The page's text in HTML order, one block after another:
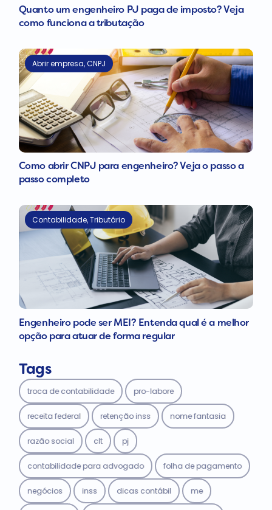
Quanto um engenheiro PJ paga de imposto? Veja
como funciona a tributação
Abrir empresa,CNPJ
Como abrir CNPJ para engenheiro? Veja o passo a
passo completo
Contabilidade,Tributário
Engenheiro pode ser MEI? Entenda qual é a melhor
opção para atuar de forma regular
Tags
troca de contabilidade pro-labore
receita federal retenção inss nome fantasia
razão social clt pj
contabilidade para advogado folha de pagamento
negócios inss dicas contábil me